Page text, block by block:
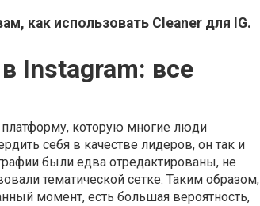
как использовать Cleaner для IG.
Instagram: все
которую многие люди
себя в качестве лидеров, он так и
были едва отредактированы, не
тематической сетке. Таким образом,
момент, есть большая вероятность,